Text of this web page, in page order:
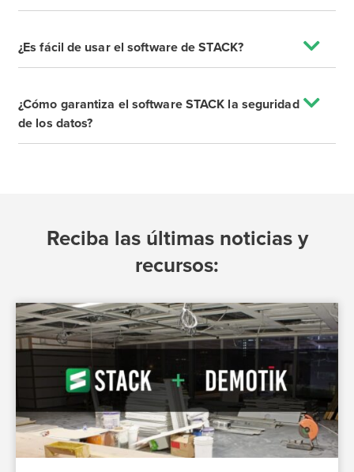
¿Es fácil de usar el software de STACK?
¿Cómo garantiza el software STACK la seguridad
de los datos?
Reciba las últimas noticias y
recursos: